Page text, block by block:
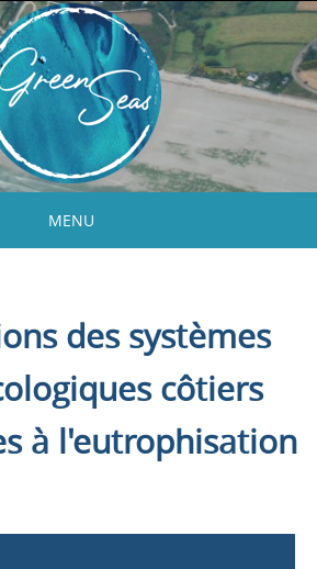
MENU
des systèmes
côtiers
à l'eutrophisation